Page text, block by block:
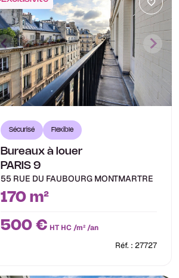
Sécurisé Flexible
Bureaux à louer
PARIS 9
55 RUE DU FAUBOURG MONTMARTRE
170 m²
500 € HT HC /m² /an
Réf. : 27727